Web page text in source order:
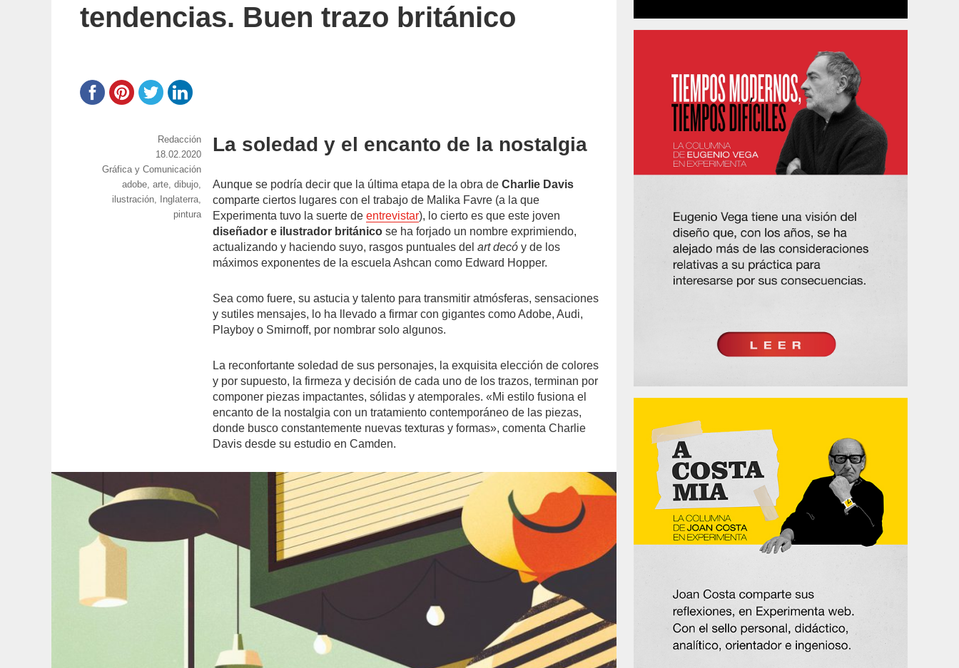
tendencias. Buen trazo británico
La soledad y el encanto de la nostalgia
Aunque se podría decir que la última etapa de la obra deCharlie Davis
comparte ciertos lugares con el trabajo de Malika Favre (a la que
Experimenta tuvo la suerte deentrevistar), lo cierto es que este joven
diseñador e ilustrador británico se ha forjado un nombre exprimiendo,
actualizando y haciendo suyo, rasgos puntuales delart decó y de los
máximos exponentes de la escuela Ashcan como Edward Hopper.
Sea como fuere, su astucia y talento para transmitir atmósferas, sensaciones
y sutiles mensajes, lo ha llevado a firmar con gigantes como Adobe, Audi,
Playboy o Smirnoff, por nombrar solo algunos.
La reconfortante soledad de sus personajes, la exquisita elección de colores
y por supuesto, la firmeza y decisión de cada uno de los trazos, terminan por
componer piezas impactantes, sólidas y atemporales. «Mi estilo fusiona el
encanto de la nostalgia con un tratamiento contemporáneo de las piezas,
donde busco constantemente nuevas texturas y formas», comenta Charlie
Davis desde su estudio en Camden.
https://www.experimenta.es/author/redaccion/
Redacción
Publicado
el
18.02.2020
Categorías
Gráfica y Comunicación
Etiquetas
adobe,arte,dibujo,
ilustración, Inglaterra,
pintura